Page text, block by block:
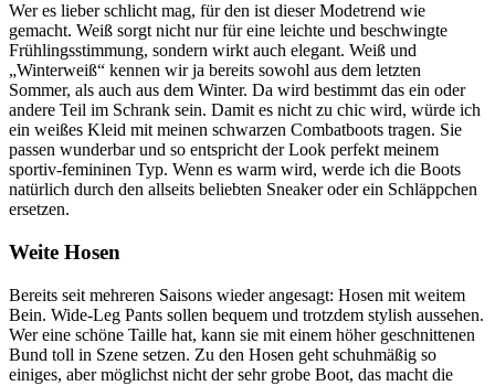
Wer es lieber schlicht mag, für den ist dieser Modetrend wie
gemacht. Weiß sorgt nicht nur für eine leichte und beschwingte
Frühlingsstimmung, sondern wirkt auch elegant. Weiß und
„Winterweiß“ kennen wir ja bereits sowohl aus dem letzten
Sommer, als auch aus dem Winter. Da wird bestimmt das ein oder
andere Teil im Schrank sein. Damit es nicht zu chic wird, würde ich
ein weißes Kleid mit meinen schwarzen Combatboots tragen. Sie
passen wunderbar und so entspricht der Look perfekt meinem
sportiv-femininen Typ. Wenn es warm wird, werde ich die Boots
natürlich durch den allseits beliebten Sneaker oder ein Schläppchen
ersetzen.
Weite Hosen
Bereits seit mehreren Saisons wieder angesagt: Hosen mit weitem
Bein. Wide-Leg Pants sollen bequem und trotzdem stylish aussehen.
Wer eine schöne Taille hat, kann sie mit einem höher geschnittenen
Bund toll in Szene setzen. Zu den Hosen geht schuhmäßig so
einiges, aber möglichst nicht der sehr grobe Boot, das macht die